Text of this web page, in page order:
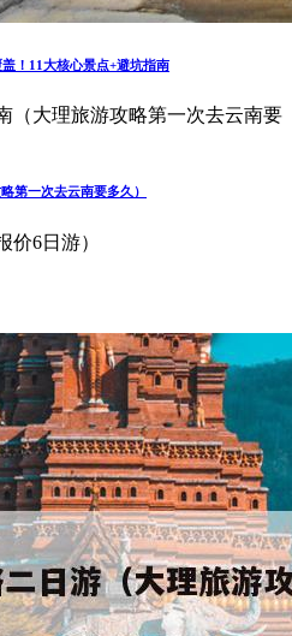
！11大核心景点+避坑指南
第一次去云南要多久）